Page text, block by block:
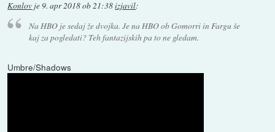
Konlov je9. apr 2018 ob 21:38izjavil:
Na HBO je sedaj že dvojka. Je na HBO ob Gomorri in Fargu še
kaj za pogledati? Teh fantazijskih pa to ne gledam.
Umbre/Shadows